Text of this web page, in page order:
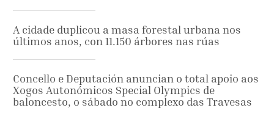
A cidade duplicou a masa forestal urbana nos
últimos anos, con 11.150 árbores nas rúas
Concello e Deputación anuncian o total apoio aos
Xogos Autonómicos Special Olympics de
baloncesto, o sábado no complexo das Travesas